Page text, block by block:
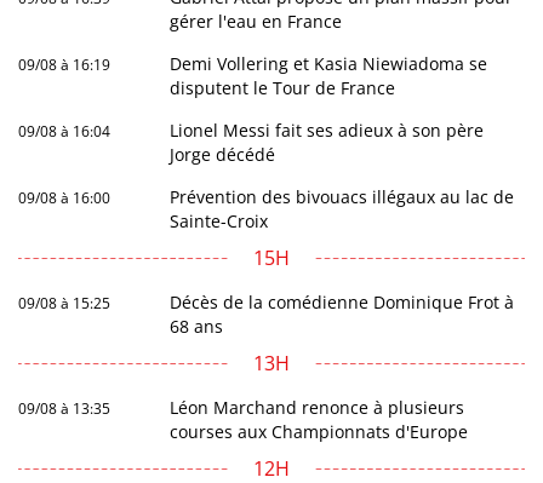
gérer l'eau en France
09/08 à 16:19
Demi Vollering et Kasia Niewiadoma se
disputent le Tour de France
09/08 à 16:04
Lionel Messi fait ses adieux à son père
Jorge décédé
09/08 à 16:00
Prévention des bivouacs illégaux au lac de
Sainte-Croix
15H
09/08 à 15:25
Décès de la comédienne Dominique Frot à
68 ans
13H
09/08 à 13:35
Léon Marchand renonce à plusieurs
courses aux Championnats d'Europe
12H